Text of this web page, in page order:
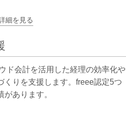
細を見る
ド会計を活用した経理の効率化や
りを支援します。freee認定5つ
あります。